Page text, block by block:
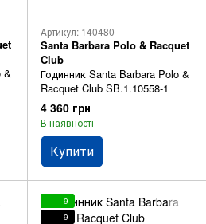
&
Артикул: 140480
Santa Barbara Polo & Racquet
Club
Годинник Santa Barbara Polo &
Racquet Club SB.1.10558-1
4 360 грн
В наявності
Купити
9
9